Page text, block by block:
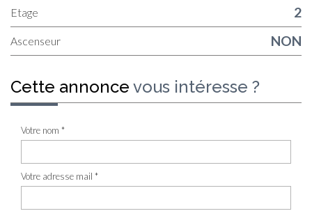
Etage 2
Ascenseur NON
cette annonce vous intéresse ?
Votre nom *
Votre adresse mail *